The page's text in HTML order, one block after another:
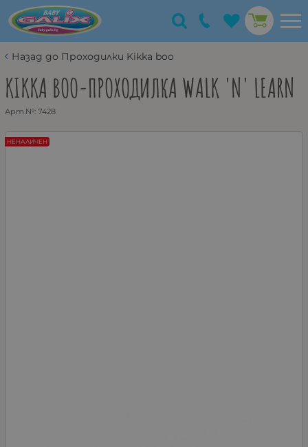
Назад до Проходилки Kikka boo
KIKKA BOO-ПРОХОДИЛКА WALK 'N' LEARN
Арт.№: 7428
НЕНАЛИЧЕН